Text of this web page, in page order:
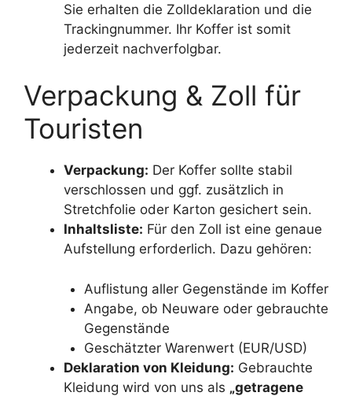
Sie erhalten die Zolldeklaration und die
Trackingnummer. Ihr Koffer ist somit
jederzeit nachverfolgbar.
Verpackung & Zoll für
Touristen
Verpackung: Der Koffer sollte stabil
verschlossen und ggf. zusätzlich in
Stretchfolie oder Karton gesichert sein.
Inhaltsliste: Für den Zoll ist eine genaue
Aufstellung erforderlich. Dazu gehören:
Auflistung aller Gegenstände im Koffer
Angabe, ob Neuware oder gebrauchte
Gegenstände
Geschätzter Warenwert (EUR/USD)
Deklaration von Kleidung: Gebrauchte
Kleidung wird von uns als „getragene